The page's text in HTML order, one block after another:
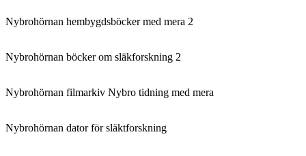
Nybrohörnan hembygdsböcker med mera 2
Nybrohörnan böcker om släkforskning 2
Nybrohörnan filmarkiv Nybro tidning med mera
Nybrohörnan dator för släktforskning